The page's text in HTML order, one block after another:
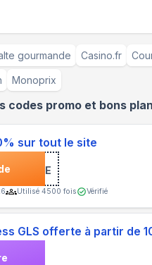
gourmande Casino.fr
Monoprix
codes promo et bons
sur tout le site
Utilisé4500 fois Vérifié
GLS offerte à partir de